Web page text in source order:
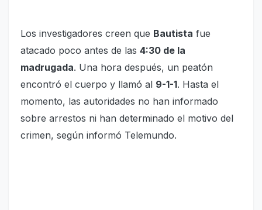
Los investigadores creen que Bautista fue
atacado poco antes de las 4:30 de la
madrugada. Una hora después, un peatón
encontró el cuerpo y llamó al 9-1-1. Hasta el
momento, las autoridades no han informado
sobre arrestos ni han determinado el motivo del
crimen, según informó Telemundo.